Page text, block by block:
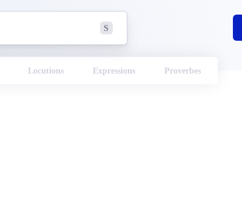
S
Locutions Expressions Proverbes